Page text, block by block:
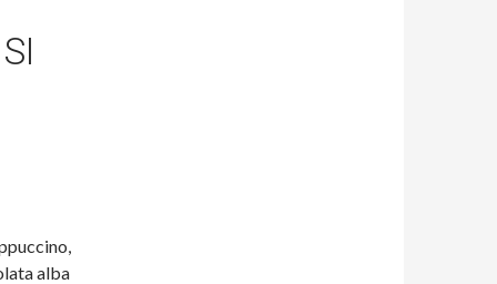
alba